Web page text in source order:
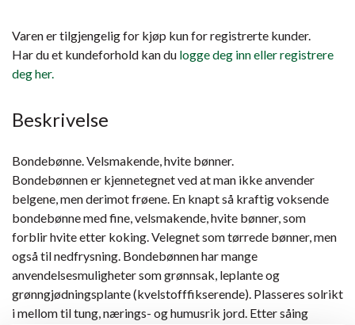
Varen er tilgjengelig for kjøp kun for registrerte kunder.
Har du et kundeforhold kan du logge deg inn eller registrere
deg her.
Beskrivelse
Bondebønne. Velsmakende, hvite bønner.
Bondebønnen er kjennetegnet ved at man ikke anvender
belgene, men derimot frøene. En knapt så kraftig voksende
bondebønne med fine, velsmakende, hvite bønner, som
forblir hvite etter koking. Velegnet som tørrede bønner, men
også til nedfrysning. Bondebønnen har mange
anvendelsesmuligheter som grønnsak, leplante og
grønngjødningsplante (kvelstofffikserende). Plasseres solrikt
i mellom til tung, nærings- og humusrik jord. Etter såing